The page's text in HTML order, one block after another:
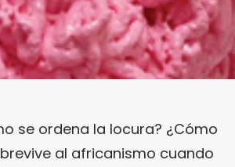
se ordena la locura? ¿Cómo
al africanismo cuando